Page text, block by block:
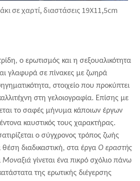
σε χαρτί, διαστάσεις 19X11,5cm
ο ερωτισμός και η σεξουαλικότητα
γλαφυρά σε πίνακες με ζωηρά
στοιχείο που προκύπτει
στη γελοιογραφία. Επίσης με
το σαφές μήνυμα κάποιων έργων
καυστικός τους χαρακτήρας.
ο σύγχρονος τρόπος ζωής
διαδικαστική, στα έργα Ο εραστής
Μοναξιά γίνεται ένα πικρό σχόλιο πάνω
της ερωτικής διέγερσης